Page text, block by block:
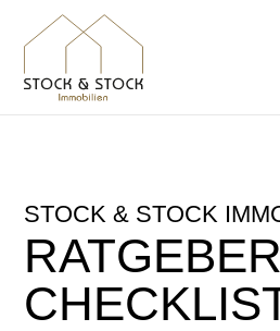
STOCK & STOCK